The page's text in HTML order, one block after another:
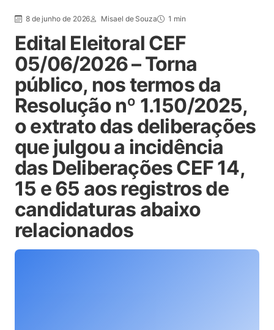
8 de junho de 2026 Misael de Souza 1 min
Edital Eleitoral CEF
05/06/2026 – Torna
público, nos termos da
Resolução nº 1.150/2025,
o extrato das deliberações
que julgou a incidência
das Deliberações CEF 14,
15 e 65 aos registros de
candidaturas abaixo
relacionados